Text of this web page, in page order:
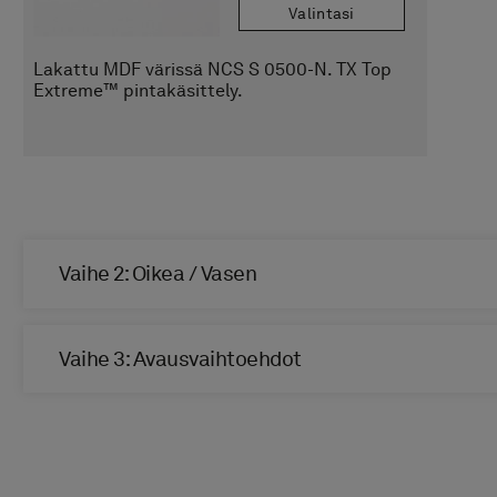
Valintasi
Lakattu MDF värissä NCS S 0500-N. TX Top
Extreme™ pintakäsittely.
Vaihe 2: Oikea / Vasen
Vasen
Vaihe 3: Avausvaihtoehdot